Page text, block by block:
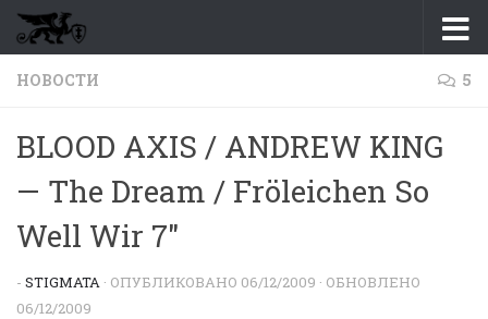
Перейти к содержимому
НОВОСТИ 5
BLOOD AXIS / ANDREW KING
— The Dream / Fröleichen So
Well Wir 7″
- STIGMATA · ОПУБЛИКОВАНО 06/12/2009 · ОБНОВЛЕНО
06/12/2009